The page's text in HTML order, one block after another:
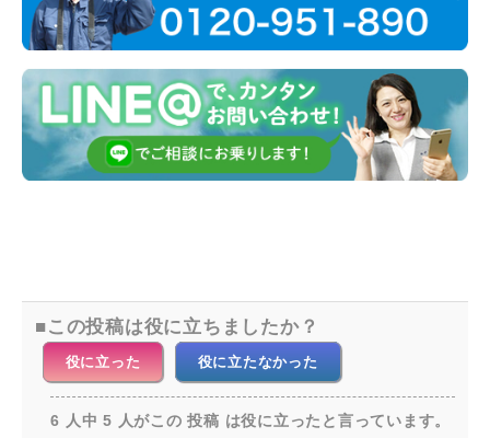
この投稿は役に立ちましたか？
役に立った 役に立たなかった
6 人中 5 人がこの 投稿 は役に立ったと言っています。